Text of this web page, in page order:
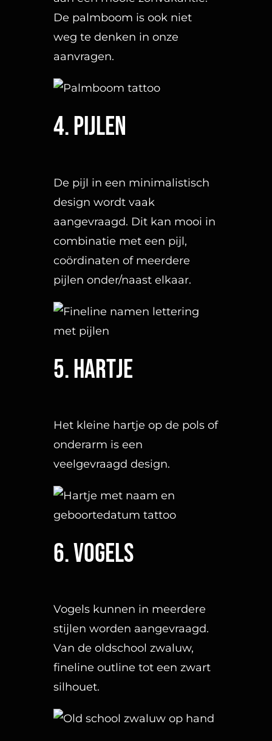
4. Pijlen
De pijl in een minimalistisch
design wordt vaak
aangevraagd. Dit kan mooi in
combinatie met een pijl,
coördinaten of meerdere
5. Hartje
Het kleine hartje op de pols of
veelgevraagd design.
Vogels kunnen in meerdere
Van de oldschool zwaluw,
fineline outline tot een zwart
silhouet.
Definelineveer met een
naam of lettering.